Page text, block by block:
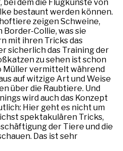
dem die Flugkünste von
bestaunt werden können.
zeigen Schweine,
Collie, was sie
mit ihren Tricks das
sicherlich das Training der
zu sehen ist schon
Müller vermittelt während
auf witzige Art und Weise
über die Raubtiere. Und
wird auch das Konzept
Hier geht es nicht um
spektakulären Tricks,
der Tiere und die
Das ist sehr